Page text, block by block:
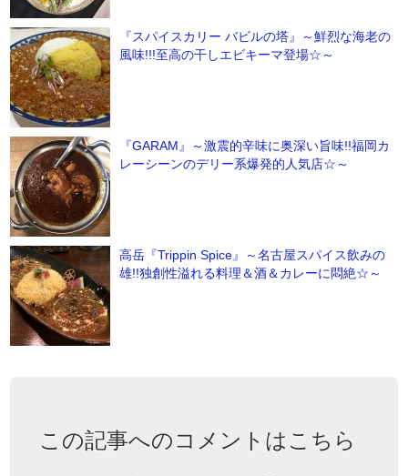
『スパイスカリー バビルの塔』～鮮烈な海老の
風味!!!至高の干しエビキーマ登場☆～
『GARAM』～激震的辛味に奥深い旨味!!福岡カ
レーシーンのデリー系爆発的人気店☆～
高岳『Trippin Spice』～名古屋スパイス飲みの
雄!!独創性溢れる料理＆酒＆カレーに悶絶☆～
この記事へのコメントはこちら